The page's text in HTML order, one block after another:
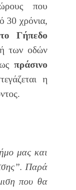
που
30 χρόνια,
το Γήπεδο
των οδών
πράσινο
η
μας και
Παρά
που θα